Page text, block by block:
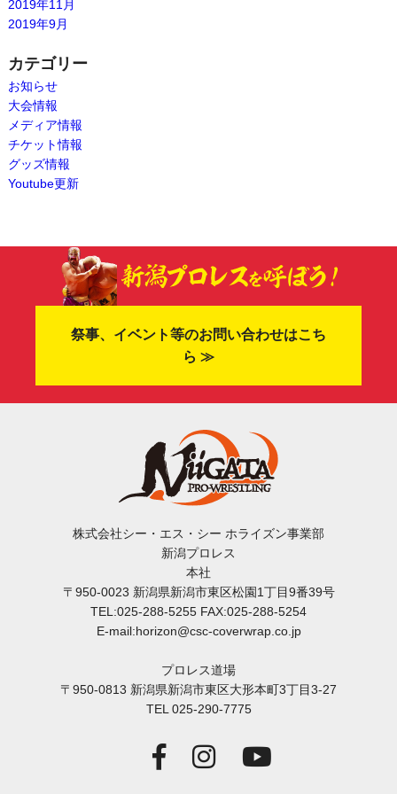
2019年11月
2019年9月
カテゴリー
お知らせ
大会情報
メディア情報
チケット情報
グッズ情報
Youtube更新
祭事、イベント等のお問い合わせはこち
ら ≫
株式会社シー・エス・シー ホライズン事業部
新潟プロレス
本社
〒950-0023 新潟県新潟市東区松園1丁目9番39号
TEL:025-288-5255 FAX:025-288-5254
E-mail:horizon@csc-coverwrap.co.jp
プロレス道場
〒950-0813 新潟県新潟市東区大形本町3丁目3-27
TEL 025-290-7775